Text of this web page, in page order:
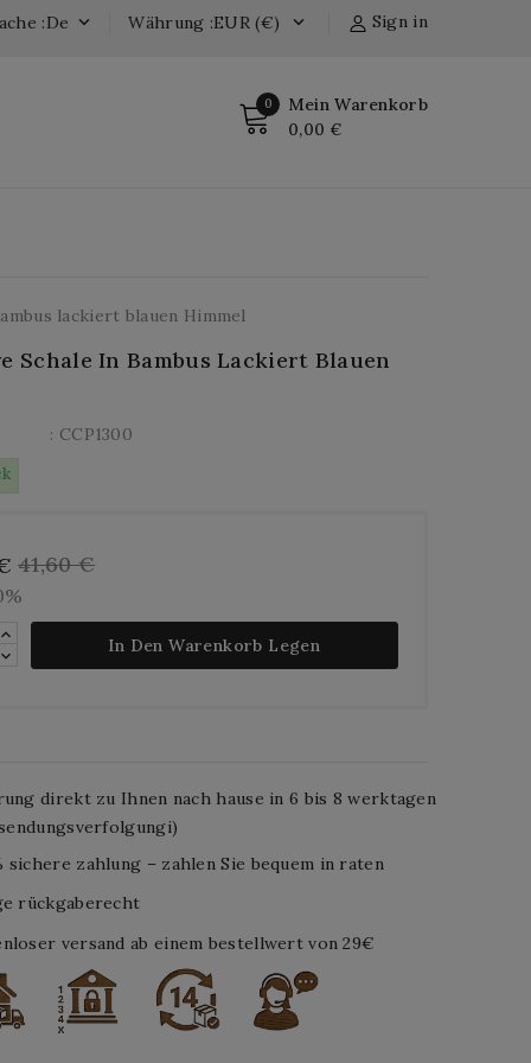
Sign in
Währung :EUR (€) 
:de 
0 Mein Warenkorb
0,00 €
lackiert blauen Himmel
Schale In Bambus Lackiert Blauen
: CCP1300
41,60 €
In Den Warenkorb Legen
direkt zu Ihnen nach hause in 6 bis 8 werktagen
sichere zahlung – zahlen Sie bequem in raten
rückgaberecht
versand ab einem bestellwert von 29€